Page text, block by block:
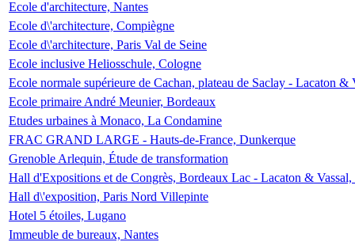
Ecole d'architecture, Nantes
Ecole d\'architecture, Compiègne
Ecole d\'architecture, Paris Val de Seine
Ecole inclusive Heliosschule, Cologne
Ecole normale supérieure de Cachan, plateau de Saclay - Lacaton &
Ecole primaire André Meunier, Bordeaux
Etudes urbaines à Monaco, La Condamine
FRAC GRAND LARGE - Hauts-de-France, Dunkerque
Grenoble Arlequin, Étude de transformation
Hall d'Expositions et de Congrès, Bordeaux Lac - Lacaton &
Hall d\'exposition, Paris Nord Villepinte
Hotel 5 étoiles, Lugano
Immeuble de bureaux, Nantes